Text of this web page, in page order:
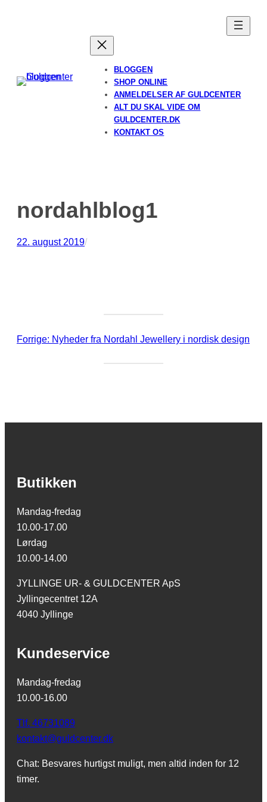
BLOGGEN
SHOP ONLINE
ANMELDELSER AF GULDCENTER
ALT DU SKAL VIDE OM
GULDCENTER.DK
KONTAKT OS
nordahlblog1
22. august 2019/
Forrige: Nyheder fra Nordahl Jewellery i nordisk design
Butikken
Mandag-fredag
10.00-17.00
Lørdag
10.00-14.00
JYLLINGE UR- & GULDCENTER ApS
Jyllingecentret 12A
4040 Jyllinge
Kundeservice
Mandag-fredag
10.00-16.00
Tlf. 46731089
kontakt@guldcenter.dk
Chat: Besvares hurtigst muligt, men altid inden for 12
timer.